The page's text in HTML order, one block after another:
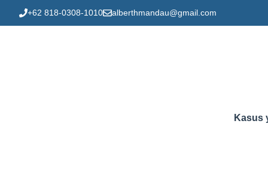
to
+62 818-0308-1010 alberthmandau@gmail.com
Kasus